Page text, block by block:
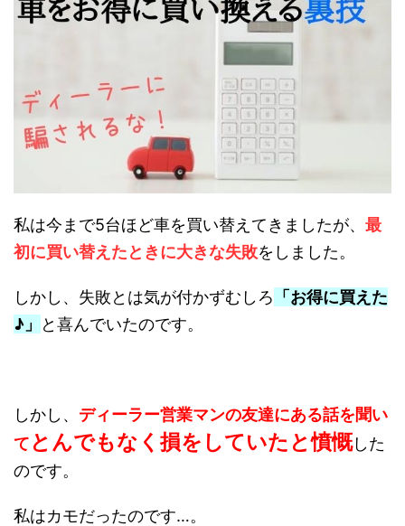
私は今まで5台ほど車を買い替えてきましたが、 最
初に買い替えたときに大きな失敗をしました。
しかし、失敗とは気が付かずむしろ 「お得に買えた
♪」
と喜んでいたのです。
しかし、 ディーラー営業マンの友達にある話を聞い
て とんでもなく損をしていたと憤慨した
のです。
私はカモだったのです…。